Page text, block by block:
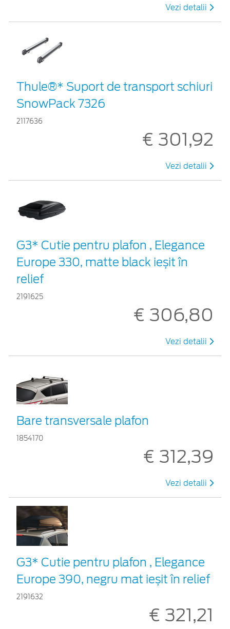
Vezi detalii
Thule®* Suport de transport schiuri
SnowPack 7326
2117636
€ 301,92
Vezi detalii
G3* Cutie pentru plafon , Elegance
Europe 330, matte black ieșit în
relief
2191625
€ 306,80
Vezi detalii
Bare transversale plafon
1854170
€ 312,39
Vezi detalii
G3* Cutie pentru plafon , Elegance
Europe 390, negru mat ieșit în relief
2191632
€ 321,21